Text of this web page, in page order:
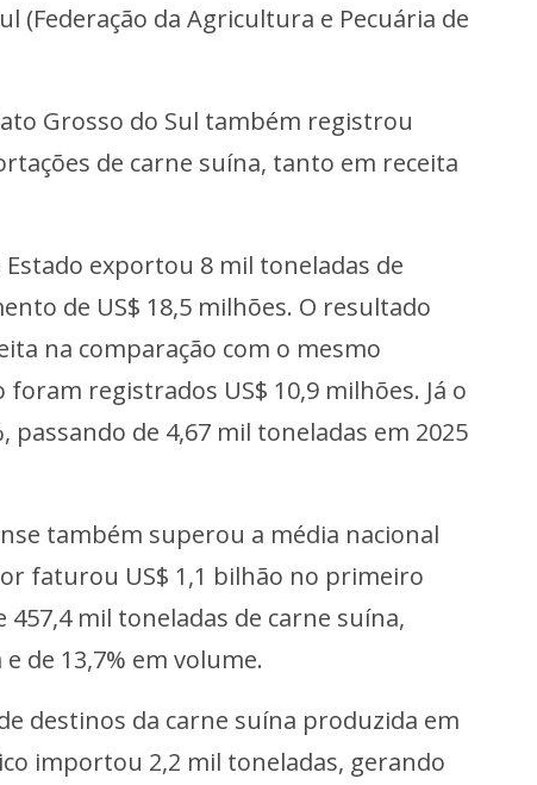
(Federação da Agricultura e Pecuária de
Grosso do Sul também registrou
de carne suína, tanto em receita
exportou 8 mil toneladas de
de US$ 18,5 milhões. O resultado
na comparação com o mesmo
registrados US$ 10,9 milhões. Já o
passando de 4,67 mil toneladas em 2025
também superou a média nacional
faturou US$ 1,1 bilhão no primeiro
mil toneladas de carne suína,
de 13,7% em volume.
destinos da carne suína produzida em
importou 2,2 mil toneladas, gerando